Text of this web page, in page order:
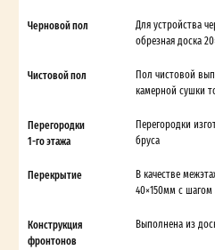
Черновой пол
Для устройства
обрезная доска
Чистовой пол
Пол чистовой
камерной сушки
Перегородки
1-го этажа
Перегородки
бруса
Перекрытие
В качестве
40×150мм с
Конструкция
фронтонов
Выполнена из